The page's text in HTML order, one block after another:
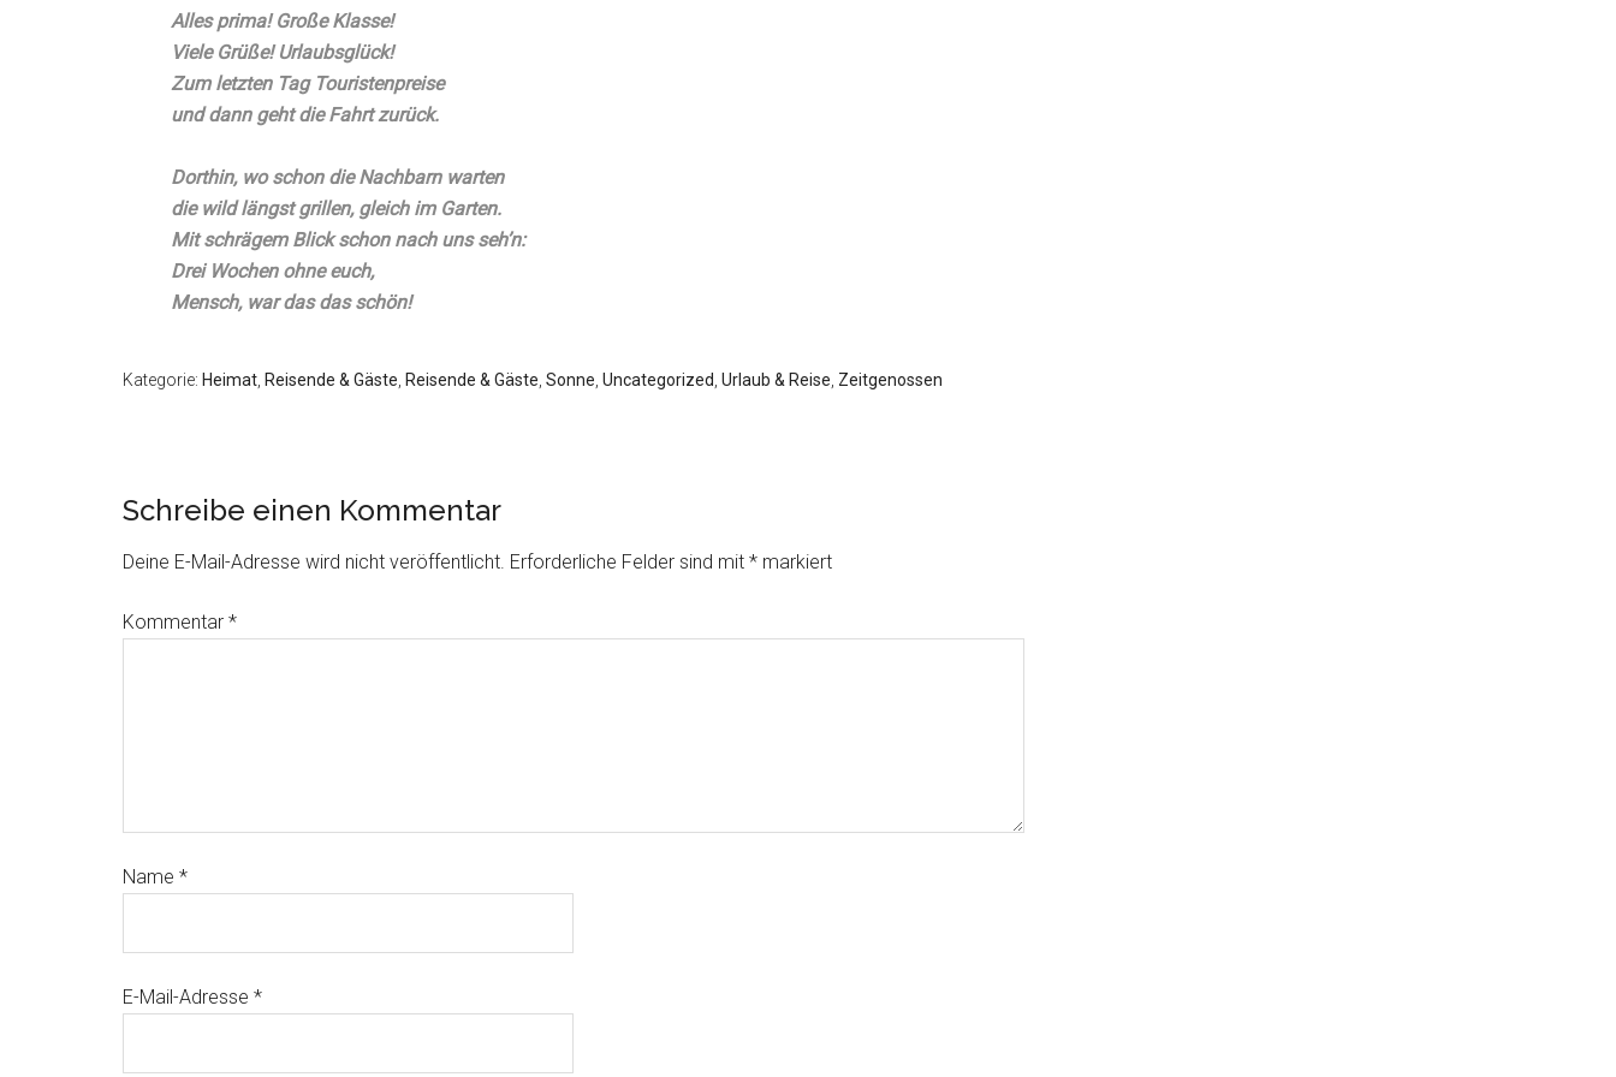
Alles prima! Große Klasse!
Viele Grüße! Urlaubsglück!
Zum letzten Tag Touristenpreise
und dann geht die Fahrt zurück.
Dorthin, wo schon die Nachbarn warten
die wild längst grillen, gleich im Garten.
Mit schrägem Blick schon nach uns seh’n:
Drei Wochen ohne euch,
Mensch, war das das schön!
Kategorie: Heimat Reisende & Gäste Reisende & Gäste Sonne Uncategorized Urlaub & Reise Zeitgenossen
Schreibe einen Kommentar
Deine E-Mail-Adresse wird nicht veröffentlicht. Erforderliche Felder sind mit * markiert
Kommentar *
Name *
E-Mail-Adresse *